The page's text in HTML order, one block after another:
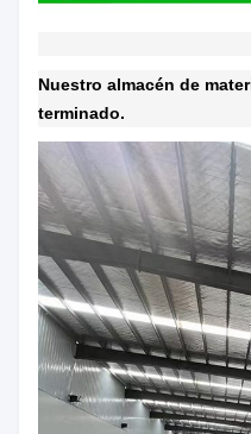
Nuestro almacén de
terminado.